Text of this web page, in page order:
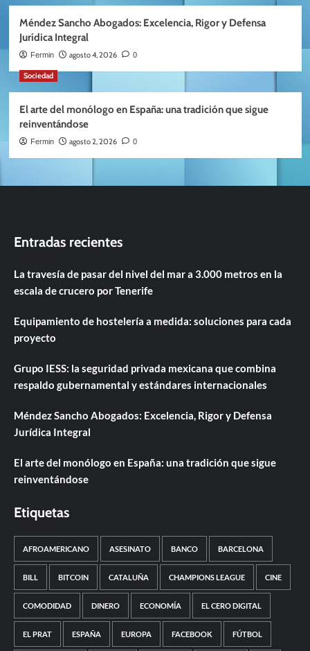
Méndez Sancho Abogados: Excelencia, Rigor y Defensa
Jurídica Integral
Fermin agosto 4, 2026 0
Sociedad
El arte del monólogo en España: una tradición que sigue
reinventándose
Fermin agosto 2, 2026 0
Entradas recientes
La travesía de pasar del nivel del mar a 3.000 metros en la
escala de crucero por Tenerife
Equipamiento de hostelería a medida: soluciones para cada
proyecto
Grupo IESS: la seguridad privada mexicana que combina
respaldo gubernamental y estándares internacionales
Méndez Sancho Abogados: Excelencia, Rigor y Defensa
Jurídica Integral
El arte del monólogo en España: una tradición que sigue
reinventándose
Etiquetas
AFROAMERICANO ASESINATO BANCO BARCELONA
BILL BITCOIN CATALUÑA CHAMPIONS LEAGUE CINE
COMODIDAD DINERO ECONOMÍA EL CERO DIGITAL
EL PRAT ESPAÑA EUROPA FACEBOOK FÚTBOL